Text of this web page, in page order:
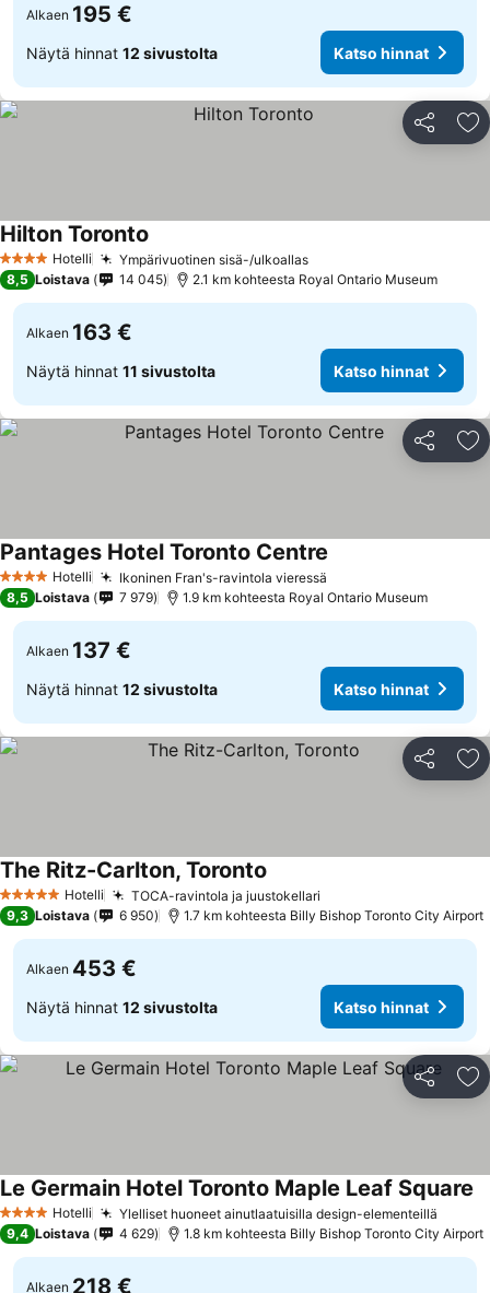
Alkaen 195 €
Näytä hinnat 12 sivustolta Katso hinnat
Jaa
4 Tähtiluokitus
Hotelli Ympärivuotinen sisä-/ulkoallas
Hilton Toronto
8,5 Loistava 14 045 2.1 km kohteesta Royal Ontario Museum
Alkaen 163 €
Näytä hinnat 11 sivustolta Katso hinnat
Jaa
4 Tähtiluokitus
Hotelli Ikoninen Fran's-ravintola vieressä
Pantages Hotel Toronto Centre
8,5 Loistava 7 979 1.9 km kohteesta Royal Ontario Museum
Alkaen 137 €
Näytä hinnat 12 sivustolta Katso hinnat
Jaa
5 Tähtiluokitus
Hotelli TOCA-ravintola ja juustokellari
The Ritz-Carlton, Toronto
9,3 Loistava 6 950 1.7 km kohteesta Billy Bishop Toronto City Airport
Alkaen 453 €
Näytä hinnat 12 sivustolta Katso hinnat
Jaa
4 Tähtiluokitus
Hotelli Ylelliset huoneet ainutlaatuisilla design-elementeillä
Le Germain Hotel Toronto Maple Leaf Square
9,4 Loistava 4 629 1.8 km kohteesta Billy Bishop Toronto City Airport
Alkaen 218 €